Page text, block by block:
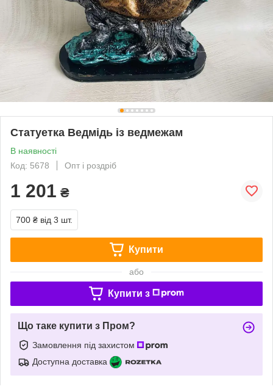
Статуетка Ведмідь із ведмежам
В наявності
Код: 5678
Опт і роздріб
1 201 ₴
700 ₴ від 3 шт.
Купити
або
Купити з
Що таке купити з Пром?
Замовлення під захистом
Доступна доставка